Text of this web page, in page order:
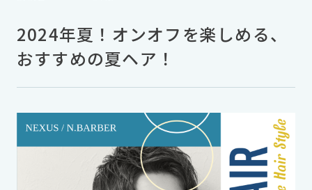
2024年夏！オンオフを楽しめる、
おすすめの夏ヘア！